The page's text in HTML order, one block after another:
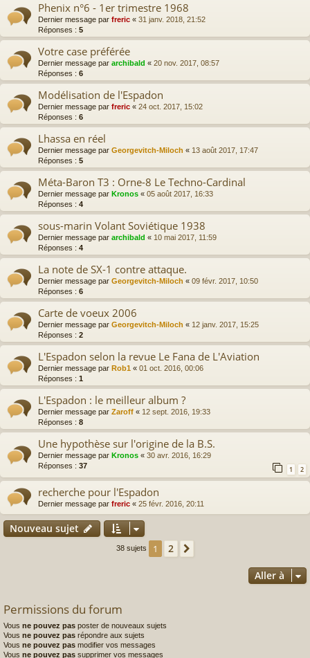
Phenix n°6 - 1er trimestre 1968
Dernier message par freric « 31 janv. 2018, 21:52
Réponses : 5
Votre case préférée
Dernier message par archibald « 20 nov. 2017, 08:57
Réponses : 6
Modélisation de l'Espadon
Dernier message par freric « 24 oct. 2017, 15:02
Réponses : 6
Lhassa en réel
Dernier message par Georgevitch-Miloch « 13 août 2017, 17:47
Réponses : 5
Méta-Baron T3 : Orne-8 Le Techno-Cardinal
Dernier message par Kronos « 05 août 2017, 16:33
Réponses : 4
sous-marin Volant Soviétique 1938
Dernier message par archibald « 10 mai 2017, 11:59
Réponses : 4
La note de SX-1 contre attaque.
Dernier message par Georgevitch-Miloch « 09 févr. 2017, 10:50
Réponses : 6
Carte de voeux 2006
Dernier message par Georgevitch-Miloch « 12 janv. 2017, 15:25
Réponses : 2
L'Espadon selon la revue Le Fana de L'Aviation
Dernier message par Rob1 « 01 oct. 2016, 00:06
Réponses : 1
L'Espadon : le meilleur album ?
Dernier message par Zaroff « 12 sept. 2016, 19:33
Réponses : 8
Une hypothèse sur l'origine de la B.S.
Dernier message par Kronos « 30 avr. 2016, 16:29
Réponses : 37 1 2
recherche pour l'Espadon
Dernier message par freric « 25 févr. 2016, 20:11
Nouveau sujet
38 sujets 1 2
Aller à
Permissions du forum
Vous ne pouvez pas poster de nouveaux sujets
Vous ne pouvez pas répondre aux sujets
Vous ne pouvez pas modifier vos messages
Vous ne pouvez pas supprimer vos messages